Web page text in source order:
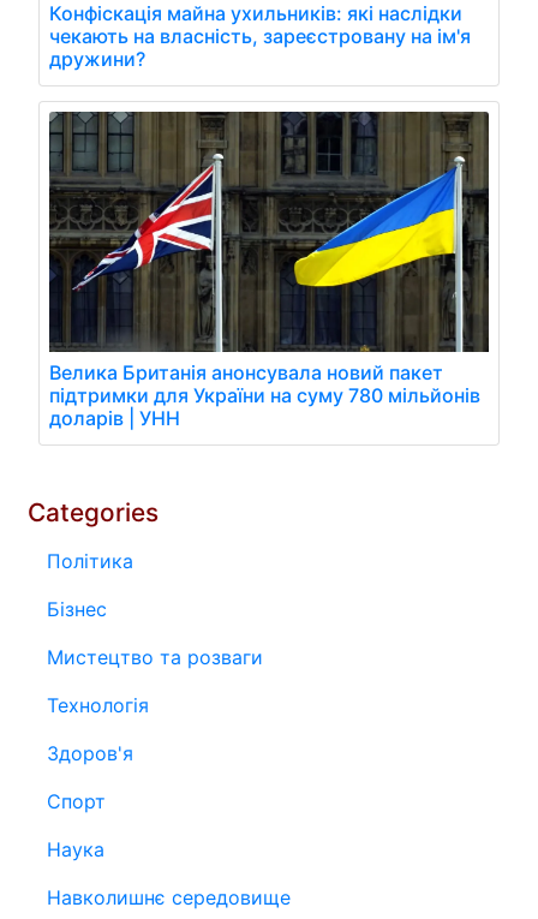
Конфіскація майна ухильників: які наслідки
чекають на власність, зареєстровану на ім'я
дружини?
Велика Британія анонсувала новий пакет
підтримки для України на суму 780 мільйонів
доларів | УНН
Categories
Політика
Бізнес
Мистецтво та розваги
Технологія
Здоров'я
Спорт
Наука
Навколишнє середовище